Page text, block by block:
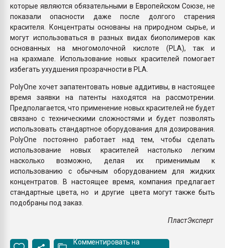
которые являются обязательными в Европейском Союзе, не
показали опасности даже после долгого старения
красителя. Концентраты основаны на природном сырье, и
могут использоваться в разных видах биополимеров как
основанных на многомолочной кислоте (PLA), так и
на крахмале. Использование новых красителей помогает
избегать ухудшения прозрачности в PLA.
PolyOne хочет запатентовать новые аддитивы, в настоящее
время заявки на патенты находятся на рассмотрении.
Предполагается, что применение новых красителей не будет
связано с техническими сложностями и будет позволять
использовать стандартное оборудования для дозирования.
PolyOne постоянно работает над тем, чтобы сделать
использование новых красителей настолько легким
насколько возможно, делая их применимым к
использованию с обычным оборудованием для жидких
концентратов. В настоящее время, компания предлагает
стандартные цвета, но и другие цвета могут также быть
подобраны под заказ.
ПластЭксперт
Комментировать на